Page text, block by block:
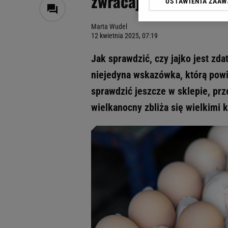
Marta Wudel
12 kwietnia 2025, 07:19
Jak sprawdzić, czy jajko jest
niejedyna wskazówka, którą
sprawdzić jeszcze w sklepie,
wielkanocny zbliża się wielkimi
Klikając „Akceptuję”
odnośnik „Ustawienia
My, nasi Zaufani
Użycie dokładnych
Przechowywanie
badnie odbiorców i